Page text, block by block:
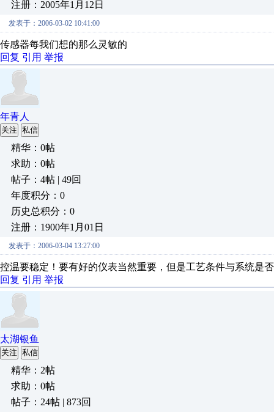
注册：2005年1月12日
发表于：2006-03-02 10:41:00
传感器每我们想的那么灵敏的
回复 引用 举报
年青人
关注 私信
精华：0帖
求助：0帖
帖子：4帖 | 49回
年度积分：0
历史总积分：0
注册：1900年1月01日
发表于：2006-03-04 13:27:00
控温要稳定！要有好的仪表当然重要，但是工艺条件与系统是
回复 引用 举报
太湖银鱼
关注 私信
精华：2帖
求助：0帖
帖子：24帖 | 873回